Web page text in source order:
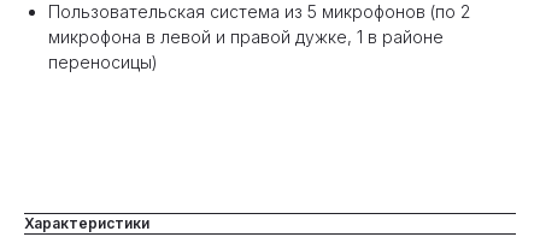
Пользовательская система из 5 микрофонов (по 2
микрофона в левой и правой дужке, 1 в районе
переносицы)
Характеристики